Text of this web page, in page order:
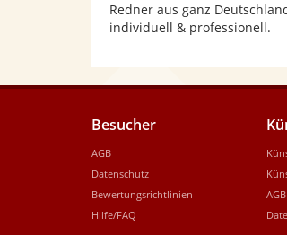
Redner aus ganz
individuell & professionell.
Besucher
AGB
Datenschutz
Bewertungsrichtlinien
Hilfe/FAQ
AGB